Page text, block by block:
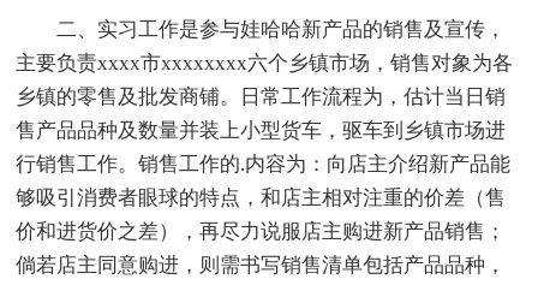
二、实习工作是参与娃哈哈新产品的销售及宣传，
主要负责xxxx市xxxxxxxx六个乡镇市场，销售对象为各
乡镇的零售及批发商铺。日常工作流程为，估计当日销
售产品品种及数量并装上小型货车，驱车到乡镇市场进
行销售工作。销售工作的.内容为：向店主介绍新产品能
够吸引消费者眼球的特点，和店主相对注重的价差（售
价和进货价之差），再尽力说服店主购进新产品销售；
倘若店主同意购进，则需书写销售清单包括产品品种，